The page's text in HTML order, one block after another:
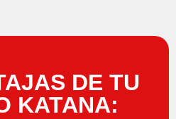
DE TU
KATANA: